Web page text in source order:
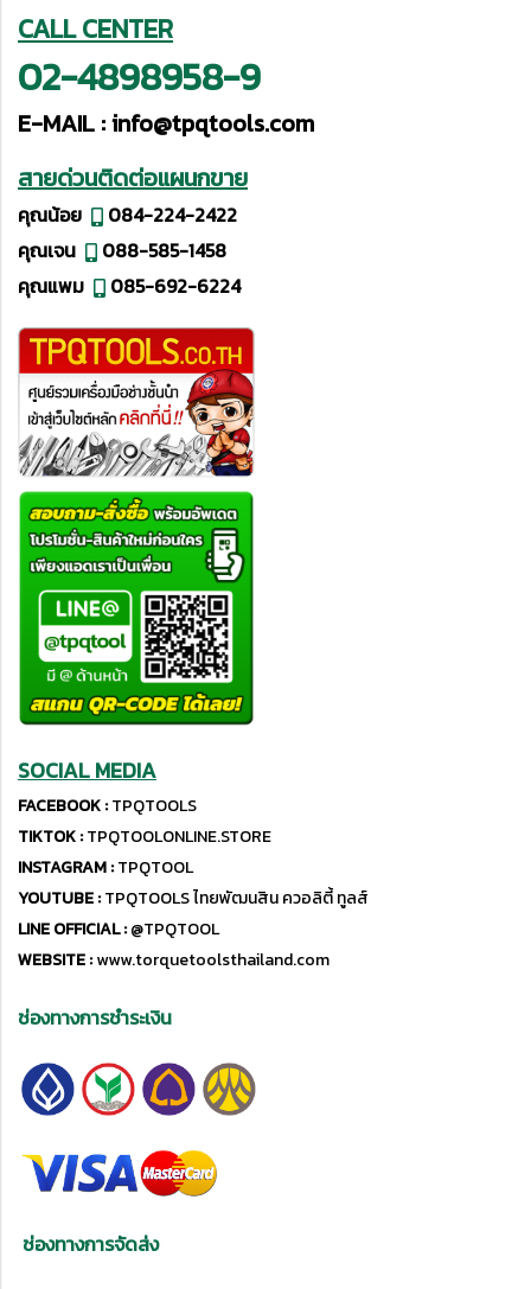
CALL CENTER
02-4898958-9
E-MAIL :info@tpqtools.com
สายด่วนติดต่อแผนกขาย
คุณน้อย
084-224-2422
คุณเจน
088-585-1458
คุณแพม
085-692-6224
SOCIAL MEDIA
FACEBOOK :TPQTOOLS
TIKTOK :TPQTOOLONLINE.STORE
INSTAGRAM :TPQTOOL
YOUTUBE :TPQTOOLS ไทยพัฒนสิน ควอลิตี้ ทูลส์
LINE OFFICIAL :@TPQTOOL
WEBSITE :www.torquetoolsthailand.com
ช่องทางการชำระเงิน
ช่องทางการจัดส่ง